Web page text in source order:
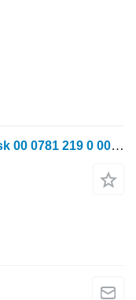
Claas Lexion 780 Skyddshölje Mask 00 0781 219 0 00 0781 226 0 0 spot-facing till Claas Lexion 780 skördetröska